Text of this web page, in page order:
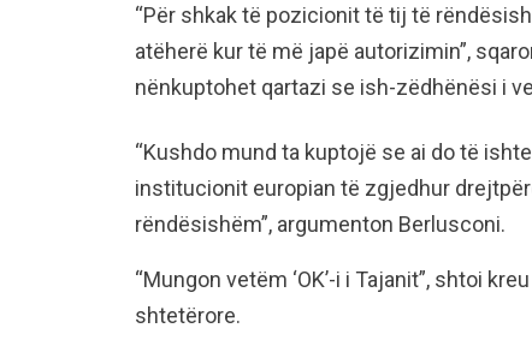
“Për shkak të pozicionit të tij të
atëherë kur të më japë autorizimin”,
nënkuptohet qartazi se ish-zëdhënësi i
“Kushdo mund ta kuptojë se ai do të
institucionit europian të zgjedhur
rëndësishëm”, argumenton Berlusconi.
“Mungon vetëm ‘OK’-i i Tajanit”, shtoi
shtetërore.